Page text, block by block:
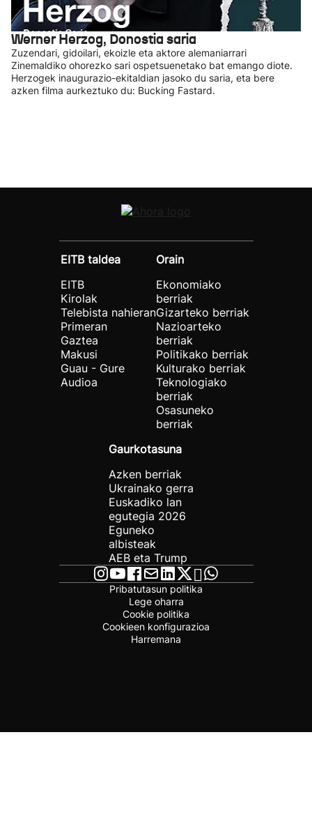
Werner Herzog, Donostia saria
Zuzendari, gidoilari, ekoizle eta aktore alemaniarrari
Zinemaldiko ohorezko sari ospetsuenetako bat emango diote.
Herzogek inaugurazio-ekitaldian jasoko du saria, eta bere
azken filma aurkeztuko du: Bucking Fastard.
EITB taldea
EITB
Kirolak
Telebista nahieran
Primeran
Gaztea
Makusi
Guau - Gure
Audioa
Orain
Ekonomiako
berriak
Gizarteko berriak
Nazioarteko
berriak
Politikako berriak
Kulturako berriak
Teknologiako
berriak
Osasuneko
berriak
Gaurkotasuna
Azken berriak
Ukrainako gerra
Euskadiko lan
egutegia 2026
Eguneko
albisteak
AEB eta Trump
Pribatutasun politika
Lege oharra
Cookie politika
Cookieen konfigurazioa
Harremana